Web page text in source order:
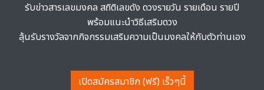
รับข่าวสารเลขมงคล สถิติเลขดัง ดวงรายวัน รายเดือน รายปี
พร้อมแนะนำวิธีเสริมดวง
ลุ้นรับรางวัลจากกิจกรรมเสริมความเป็นมงคลให้กับตัวท่านเอง
เปิดสมัครสมาชิก (ฟรี) เร็วๆนี้